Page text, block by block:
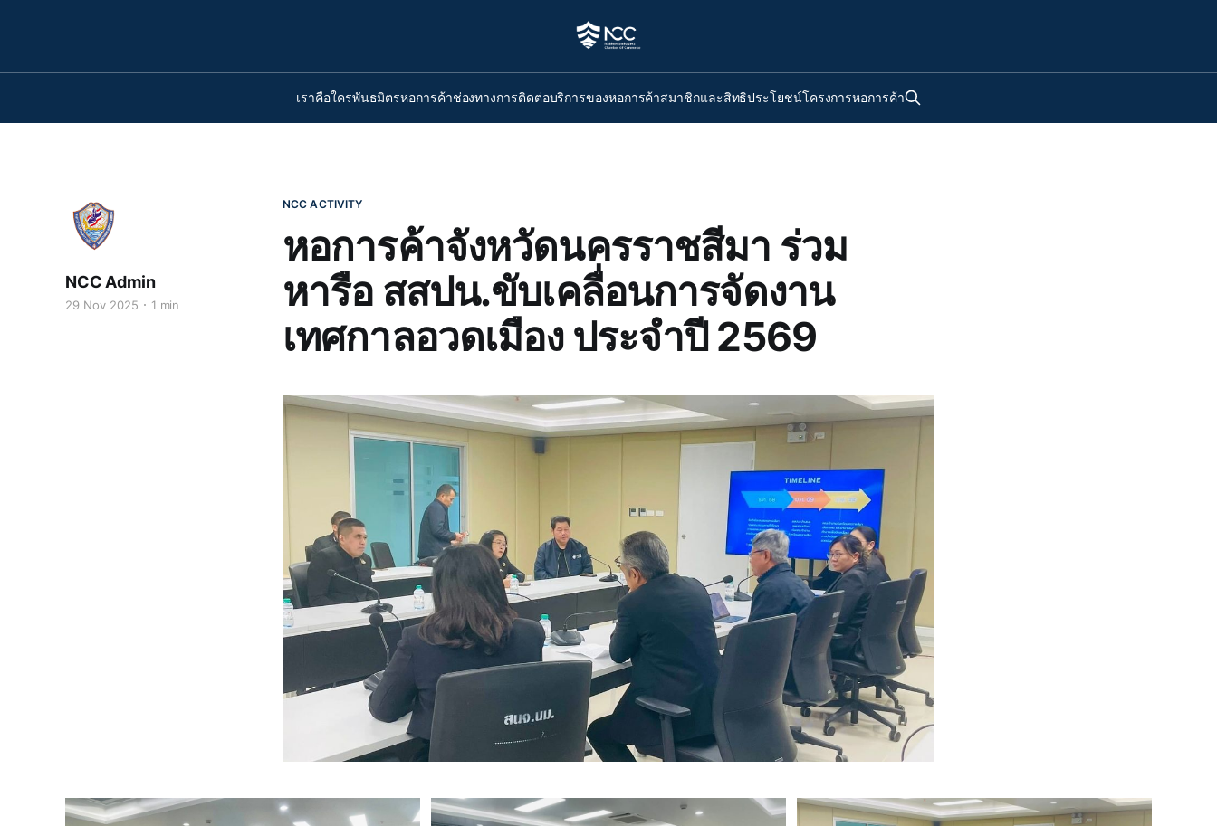
เราคือใครพันธมิตรหอการค้าช่องทางการติดต่อบริการของหอการค้าสมาชิกและสิทธิประโยชน์โครงการหอการค้า
NCC ACTIVITY
หอการค้าจังหวัดนครราชสีมา ร่วม
หารือ สสปน.ขับเคลื่อนการจัดงาน
เทศกาลอวดเมือง ประจำปี 2569
NCC Admin
29 Nov 2025 1 min